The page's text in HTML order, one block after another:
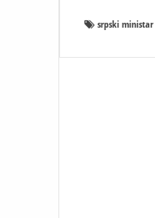
srpski ministar